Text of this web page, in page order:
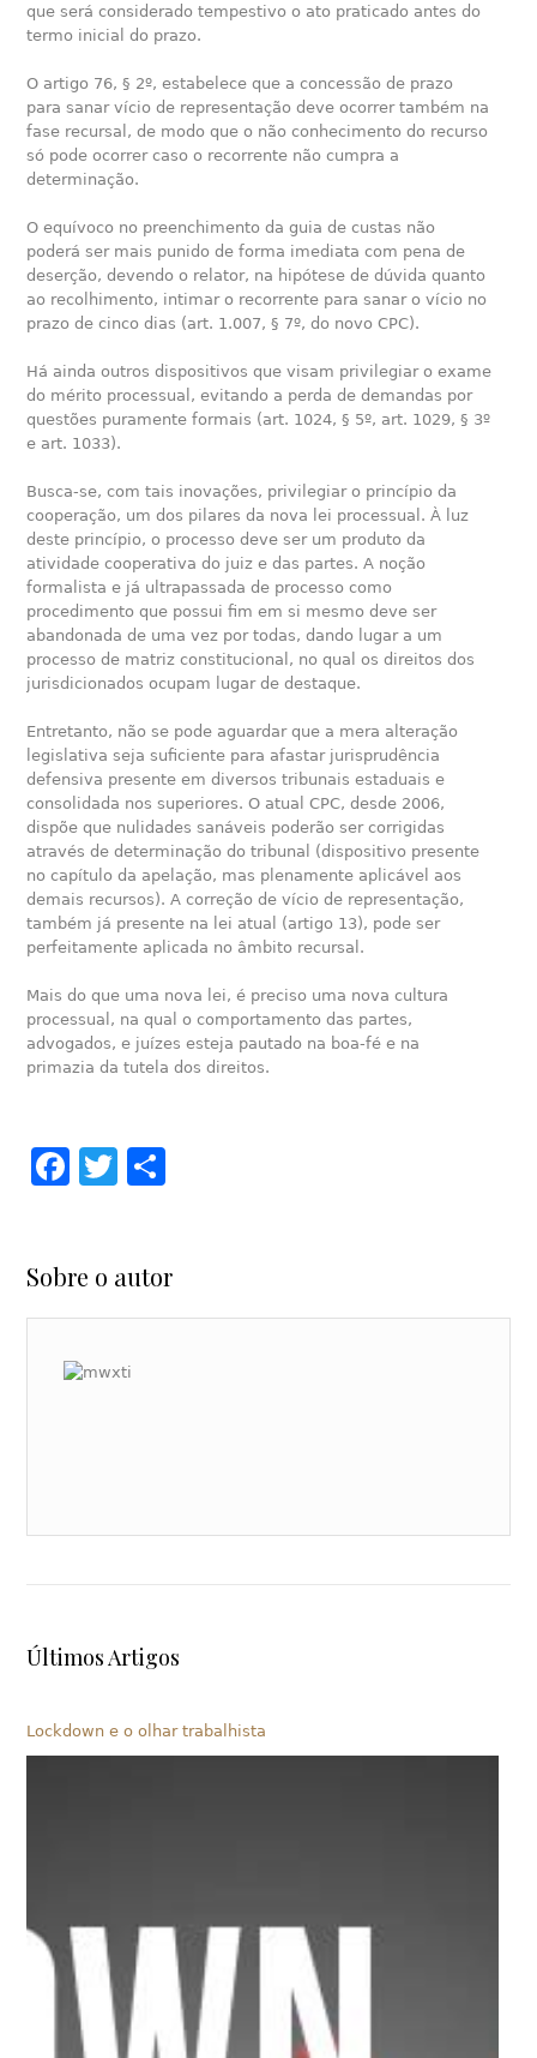
que será considerado tempestivo o ato praticado antes do
termo inicial do prazo.
O artigo 76, § 2º, estabelece que a concessão de prazo
para sanar vício de representação deve ocorrer também na
fase recursal, de modo que o não conhecimento do recurso
só pode ocorrer caso o recorrente não cumpra a
determinação.
O equívoco no preenchimento da guia de custas não
poderá ser mais punido de forma imediata com pena de
deserção, devendo o relator, na hipótese de dúvida quanto
ao recolhimento, intimar o recorrente para sanar o vício no
prazo de cinco dias (art. 1.007, § 7º, do novo CPC).
Há ainda outros dispositivos que visam privilegiar o exame
do mérito processual, evitando a perda de demandas por
questões puramente formais (art. 1024, § 5º, art. 1029, § 3º
e art. 1033).
Busca-se, com tais inovações, privilegiar o princípio da
cooperação, um dos pilares da nova lei processual. À luz
deste princípio, o processo deve ser um produto da
atividade cooperativa do juiz e das partes. A noção
formalista e já ultrapassada de processo como
procedimento que possui fim em si mesmo deve ser
abandonada de uma vez por todas, dando lugar a um
processo de matriz constitucional, no qual os direitos dos
jurisdicionados ocupam lugar de destaque.
Entretanto, não se pode aguardar que a mera alteração
legislativa seja suficiente para afastar jurisprudência
defensiva presente em diversos tribunais estaduais e
consolidada nos superiores. O atual CPC, desde 2006,
dispõe que nulidades sanáveis poderão ser corrigidas
através de determinação do tribunal (dispositivo presente
no capítulo da apelação, mas plenamente aplicável aos
demais recursos). A correção de vício de representação,
também já presente na lei atual (artigo 13), pode ser
perfeitamente aplicada no âmbito recursal.
Mais do que uma nova lei, é preciso uma nova cultura
processual, na qual o comportamento das partes,
advogados, e juízes esteja pautado na boa-fé e na
primazia da tutela dos direitos.
Facebook
Twitter
Sobre o autor
Últimos Artigos
Lockdown e o olhar trabalhista